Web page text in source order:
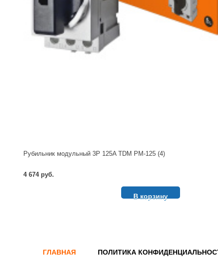
Рубильник модульный 3P 125A TDM РМ-125 (4)
4 674 руб.
В корзину
ГЛАВНАЯ ПОЛИТИКА